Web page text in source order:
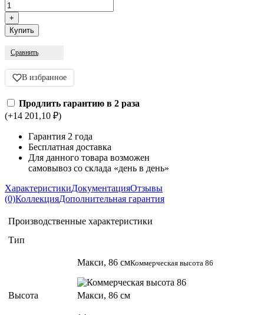
Сравнить
В избранное
Продлить гарантию в 2 раза
(+14 201,10 ₽)
Гарантия 2 года
Бесплатная доставка
Для данного товара возможен
самовывоз со склада «день в день»
ХарактеристикиДокументацияОтзывы
(0)КоллекцияДополнительная гарантия
Производственные характеристики
Тип
Макси, 86 смКоммерческая высота 86
Высота Макси, 86 см